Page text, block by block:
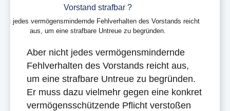
jedes vermögensmindernde Fehlverhalten des Vorstands reicht
aus, um eine strafbare Untreue zu begründen.
Aber nicht jedes vermögensmindernde
Fehlverhalten des Vorstands reicht aus,
um eine strafbare Untreue zu begründen.
Er muss dazu vielmehr gegen eine konkret
vermögensschützende Pflicht verstoßen